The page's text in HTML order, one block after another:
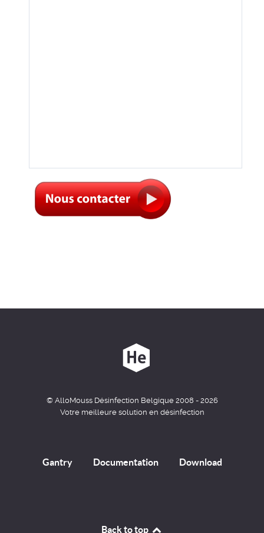
© AlloMouss Désinfection Belgique 2008 - 2026
Votre meilleure solution en désinfection
Gantry Documentation Download
Back to top